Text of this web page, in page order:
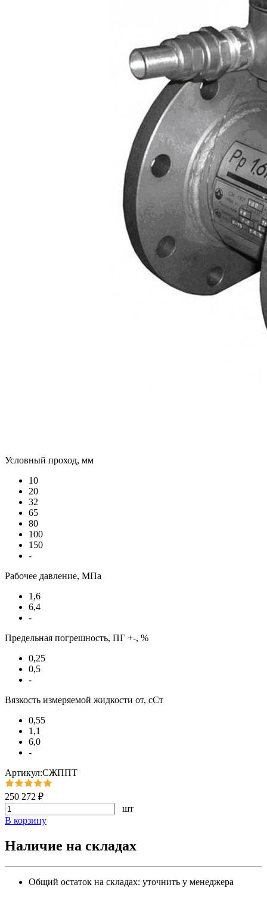
Условный проход, мм
10
20
32
65
80
100
150
-
Рабочее давление, МПа
1,6
6,4
-
Предельная погрешность, ПГ +-, %
0,25
0,5
-
Вязкость измеряемой жидкости от, сСт
0,55
1,1
6,0
-
Артикул:СЖППТ
250 272 ₽
шт
В корзину
Наличие на складах
Общий остаток на складах: уточнить у менеджера